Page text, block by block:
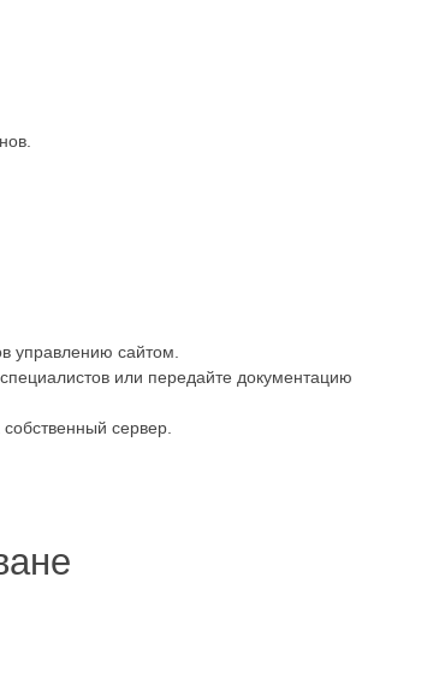
управлению сайтом.
или передайте документацию
сервер.